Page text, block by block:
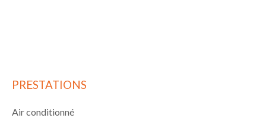
PRESTATIONS
Air conditionné